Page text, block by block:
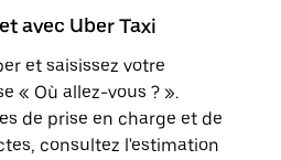
avec Uber Taxi
et saisissez votre
« Où allez-vous ? ».
de prise en charge et de
consultez l'estimation